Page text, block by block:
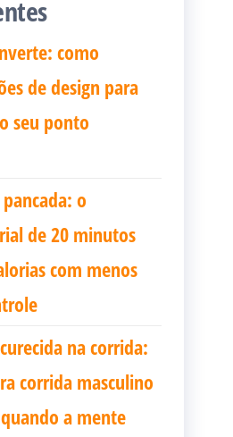
como
de design para
seu ponto
o
de 20 minutos
com menos
na corrida:
corrida masculino
a mente